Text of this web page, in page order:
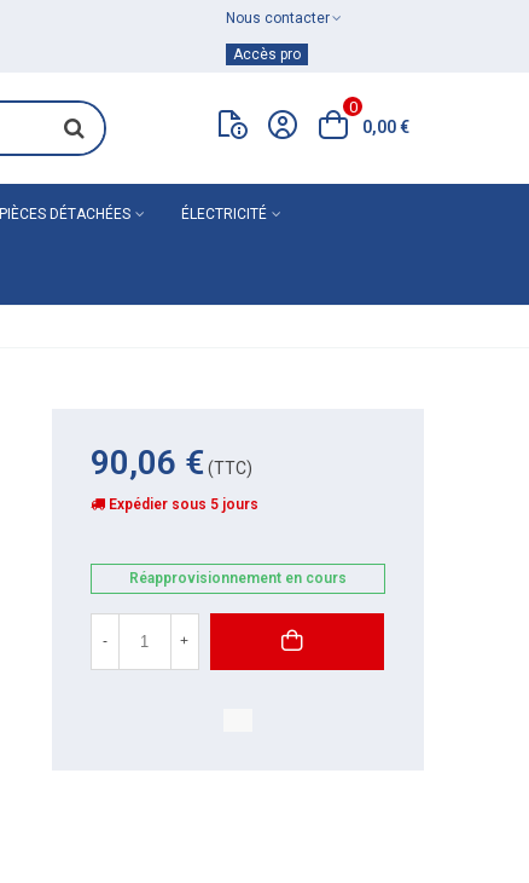
Nous contacter
Accès pro
0
0,00 €
PIÈCES DÉTACHÉES ÉLECTRICITÉ
90,06 €(TTC)
Expédier sous 5 jours
Réapprovisionnement en cours
- +